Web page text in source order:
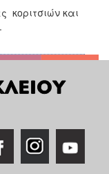
κοριτσιών και